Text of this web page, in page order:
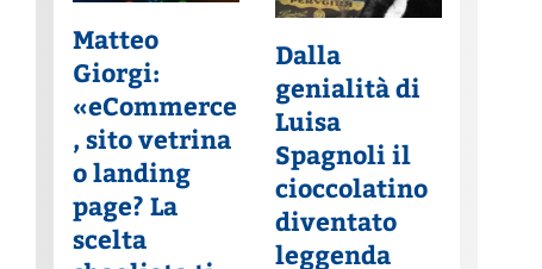
Matteo
Giorgi:
«eCommerce
, sito vetrina
o landing
page? La
scelta
Dalla
genialità di
Luisa
Spagnoli il
cioccolatino
diventato
leggenda